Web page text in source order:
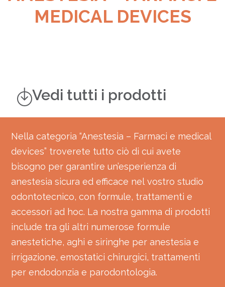
MEDICAL DEVICES
Vedi tutti i prodotti
Nella categoria “Anestesia – Farmaci e medical
devices” troverete tutto ciò di cui avete
bisogno per garantire un’esperienza di
anestesia sicura ed efficace nel vostro studio
odontotecnico, con formule, trattamenti e
accessori ad hoc. La nostra gamma di prodotti
include tra gli altri numerose formule
anestetiche, aghi e siringhe per anestesia e
irrigazione, emostatici chirurgici, trattamenti
per endodonzia e parodontologia.